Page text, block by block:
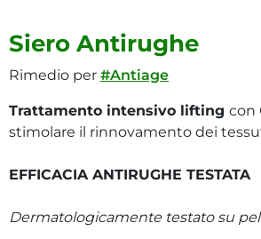
Siero Antirughe
Rimedio per #Antiage
Trattamento intensivo lifting con
stimolare il rinnovamento dei
EFFICACIA ANTIRUGHE TESTATA
Dermatologicamente testato su